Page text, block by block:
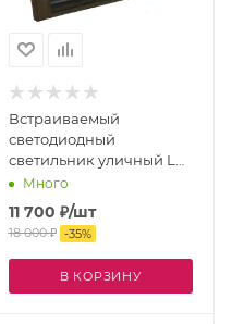
Встраиваемый
светодиодный
светильник уличный LD-
D016-C 220V LED
Много
11 700 ₽/шт
18 000₽ -35%
В КОРЗИНУ